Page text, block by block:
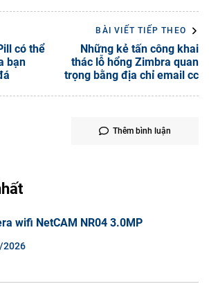
có thể
bạn
BÀI VIẾT TIẾP THEO
Những kẻ tấn công khai
thác lỗ hổng Zimbra quan
trọng bằng địa chỉ email cc
Thêm bình luận
wifi NetCAM NR04 3.0MP
2026